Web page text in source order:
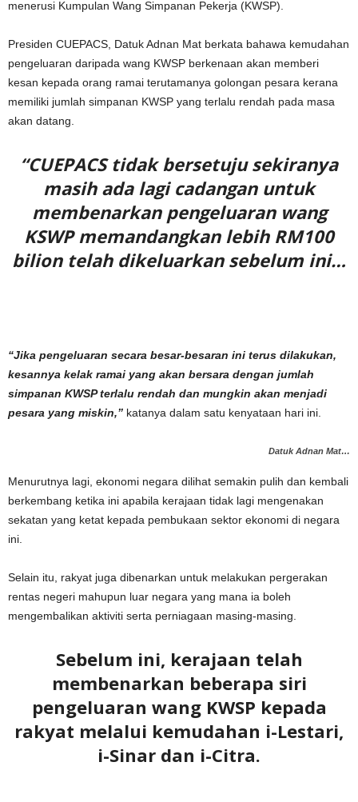
menerusi Kumpulan Wang Simpanan Pekerja (KWSP).
Presiden CUEPACS, Datuk Adnan Mat berkata bahawa kemudahan
pengeluaran daripada wang KWSP berkenaan akan memberi
kesan kepada orang ramai terutamanya golongan pesara kerana
memiliki jumlah simpanan KWSP yang terlalu rendah pada masa
akan datang.
“CUEPACS tidak bersetuju sekiranya
masih ada lagi cadangan untuk
membenarkan pengeluaran wang
KSWP memandangkan lebih RM100
bilion telah dikeluarkan sebelum ini…
“Jika pengeluaran secara besar-besaran ini terus dilakukan,
kesannya kelak ramai yang akan bersara dengan jumlah
simpanan KWSP terlalu rendah dan mungkin akan menjadi
pesara yang miskin,” katanya dalam satu kenyataan hari ini.
Datuk Adnan Mat…
Menurutnya lagi, ekonomi negara dilihat semakin pulih dan kembali
berkembang ketika ini apabila kerajaan tidak lagi mengenakan
sekatan yang ketat kepada pembukaan sektor ekonomi di negara
ini.
Selain itu, rakyat juga dibenarkan untuk melakukan pergerakan
rentas negeri mahupun luar negara yang mana ia boleh
mengembalikan aktiviti serta perniagaan masing-masing.
Sebelum ini, kerajaan telah
membenarkan beberapa siri
pengeluaran wang KWSP kepada
rakyat melalui kemudahan i-Lestari,
i-Sinar dan i-Citra.